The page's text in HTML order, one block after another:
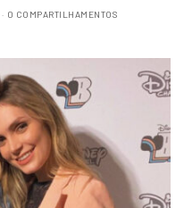
0 COMPARTILHAMENTOS